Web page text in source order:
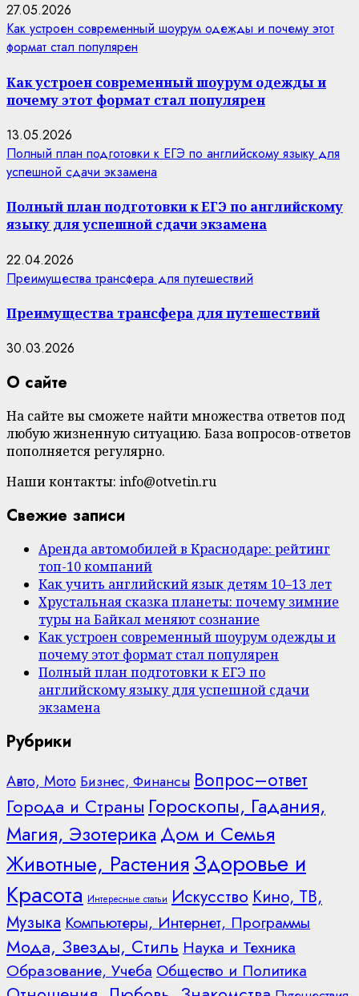
27.05.2026
Как устроен современный шоурум одежды и почему этот
формат стал популярен
Как устроен современный шоурум одежды и
почему этот формат стал популярен
13.05.2026
Полный план подготовки к ЕГЭ по английскому языку для
успешной сдачи экзамена
Полный план подготовки к ЕГЭ по английскому
языку для успешной сдачи экзамена
22.04.2026
Преимущества трансфера для путешествий
Преимущества трансфера для путешествий
30.03.2026
О сайте
На сайте вы сможете найти множества ответов под
любую жизненную ситуацию. База вопросов-ответов
пополняется регулярно.
Наши контакты: info@otvetin.ru
Свежие записи
Аренда автомобилей в Краснодаре: рейтинг
топ-10 компаний
Как учить английский язык детям 10–13 лет
Хрустальная сказка планеты: почему зимние
туры на Байкал меняют сознание
Как устроен современный шоурум одежды и
почему этот формат стал популярен
Полный план подготовки к ЕГЭ по
английскому языку для успешной сдачи
экзамена
Рубрики
Авто, Мото Бизнес, Финансы Вопрос–ответ
Города и Страны Гороскопы, Гадания,
Магия, Эзотерика Дом и Семья
Животные, Растения Здоровье и
Красота Интересные статьи Искусство Кино, ТВ,
Музыка Компьютеры, Интернет, Программы
Мода, Звезды, Стиль Наука и Техника
Образование, Учеба Общество и Политика